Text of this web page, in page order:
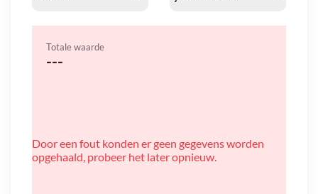
Totale waarde
---
Door een fout konden er geen gegevens worden
opgehaald, probeer het later opnieuw.